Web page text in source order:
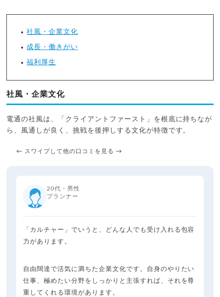
社風・企業文化
成長・働きがい
福利厚生
社風・企業文化
電通の社風は、「クライアントファースト」を根底に持ちなが
ら、風通しが良く、挑戦を後押しする文化が特徴です。
← スワイプして他の口コミを見る →
20代・男性
プランナー
「カルチャー」でいうと、どんな人でも受け入れる包容
力があります。
自由闊達で活気に満ちた企業文化です。自身のやりたい
仕事、極めたい分野をしっかりと主張すれば、それを尊
重してくれる環境があります。